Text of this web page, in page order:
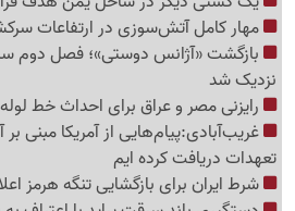
مهار کامل آتش‌سوزی در ارتفاعات
بازگشت «آژانس دوستی»؛ فصل دوم
نزدیک شد
رایزنی مصر و عراق برای احداث خط
غریب‌آبادی:پیام‌هایی از آمریکا مبنی
تعهدات دریافت کرده ایم
شرط ایران برای بازگشایی تنگه هرمز